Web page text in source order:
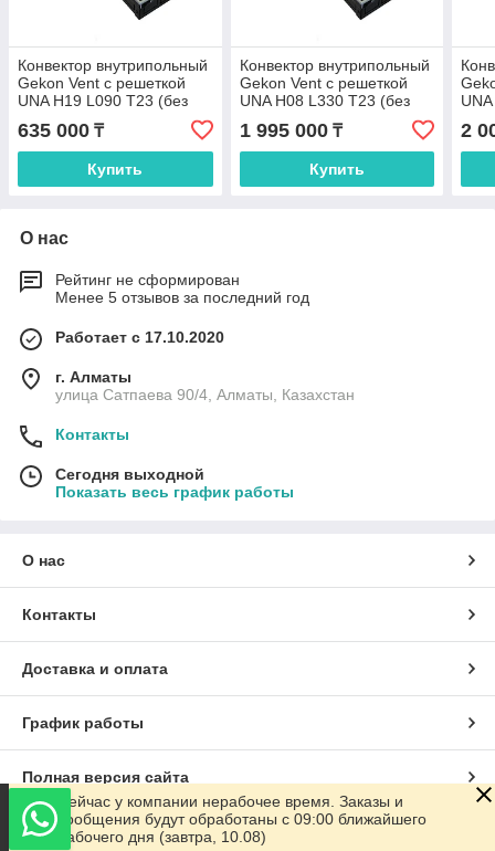
Конвектор внутрипольный
Gekon Vent с решеткой
UNA H19 L090 T23 (без
635 000 ₸
Купить
Конвектор внутрипольный
Gekon Vent с решеткой
UNA H08 L330 T23 (без
1 995 000₸
Купить
2
О нас
Рейтинг не сформирован
Менее 5 отзывов за последний год
Работает с 17.10.2020
г. Алматы
улица Сатпаева 90/4, Алматы, Казахстан
Контакты
Сегодня выходной
Показать весь график работы
О нас
Контакты
Доставка и оплата
График работы
Полная версия сайта
Сайт создан на маркетплейсеSatu.kz
Сейчас у компании нерабочее время. Заказы и
сообщения будут обработаны с 09:00 ближайшего
рабочего дня (завтра, 10.08)